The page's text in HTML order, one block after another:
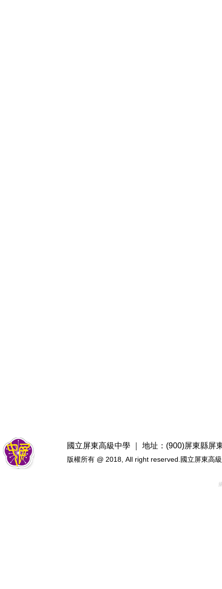
國立屏東高級中學 ｜ 地址：(900)屏東縣屏
版權所有 @ 2018, All right reserved.國立屏東高